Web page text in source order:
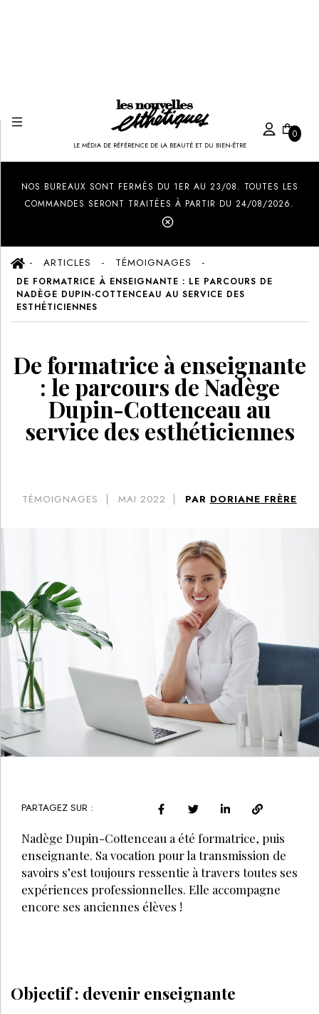
LE MÉDIA DE RÉFÉRENCE DE LA BEAUTÉ ET DU BIEN-ÊTRE
0
NOS BUREAUX SONT FERMÉS DU 1ER AU 23/08. TOUTES LES
COMMANDES SERONT TRAITÉES À PARTIR DU 24/08/2026.
ARTICLES TÉMOIGNAGES
DE FORMATRICE À ENSEIGNANTE : LE PARCOURS DE
NADÈGE DUPIN-COTTENCEAU AU SERVICE DES
ESTHÉTICIENNES
De formatrice à enseignante
: le parcours de Nadège
Dupin-Cottenceau au
service des esthéticiennes
TÉMOIGNAGES MAI 2022 PAR DORIANE FRÈRE
PARTAGEZ SUR :
Nadège Dupin-Cottenceau a été formatrice, puis
enseignante. Sa vocation pour la transmission de
savoirs s’est toujours ressentie à travers toutes ses
expériences professionnelles. Elle accompagne
encore ses anciennes élèves !
Objectif : devenir enseignante